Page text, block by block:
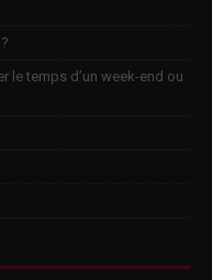
le temps d’un week-end ou